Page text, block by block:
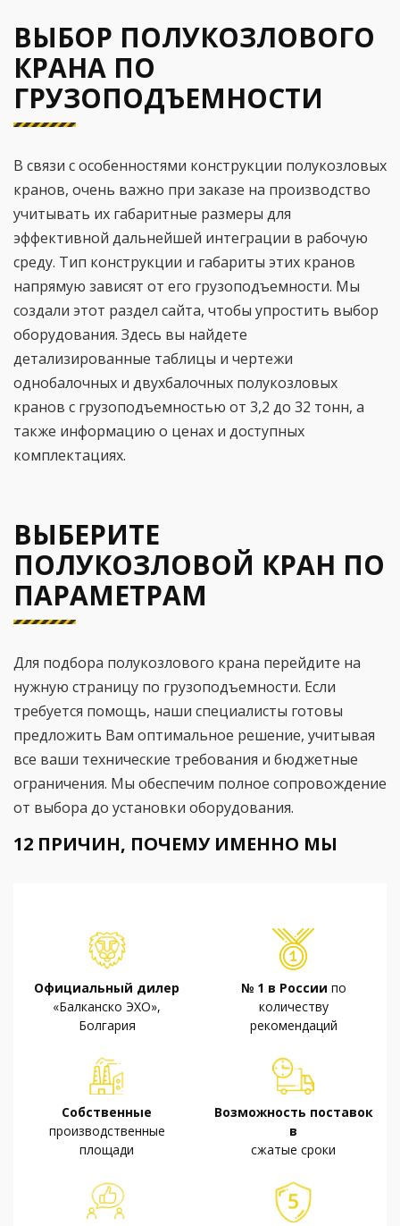
ВЫБОР ПОЛУКОЗЛОВОГО
КРАНА ПО
ГРУЗОПОДЪЕМНОСТИ
В связи с особенностями конструкции полукозловых
кранов, очень важно при заказе на производство
учитывать их габаритные размеры для
эффективной дальнейшей интеграции в рабочую
среду. Тип конструкции и габариты этих кранов
напрямую зависят от его грузоподъемности. Мы
создали этот раздел сайта, чтобы упростить выбор
оборудования. Здесь вы найдете
детализированные таблицы и чертежи
однобалочных и двухбалочных полукозловых
кранов с грузоподъемностью от 3,2 до 32 тонн, а
также информацию о ценах и доступных
комплектациях.
ВЫБЕРИТЕ
ПОЛУКОЗЛОВОЙ КРАН ПО
ПАРАМЕТРАМ
Для подбора полукозлового крана перейдите на
нужную страницу по грузоподъемности. Если
требуется помощь, наши специалисты готовы
предложить Вам оптимальное решение, учитывая
все ваши технические требования и бюджетные
ограничения. Мы обеспечим полное сопровождение
от выбора до установки оборудования.
12 ПРИЧИН, ПОЧЕМУ ИМЕННО МЫ
Официальный дилер
«Балканско ЭХО»,
Болгария
№ 1 в России по
количеству
рекомендаций
Собственные
производственные
площади
Возможность поставок
в
сжатые сроки